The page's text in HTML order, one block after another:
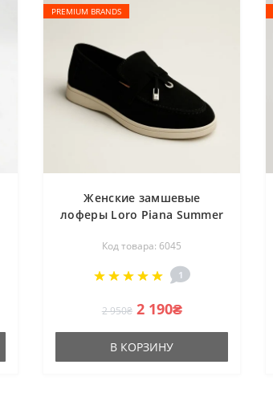
PREMIUM BRANDS
Женские замшевые
лоферы Loro Piana Summer
340-3041 C 6045 черного
Код товара: 6045
1
2 950₴ 2 190₴
В КОРЗИНУ